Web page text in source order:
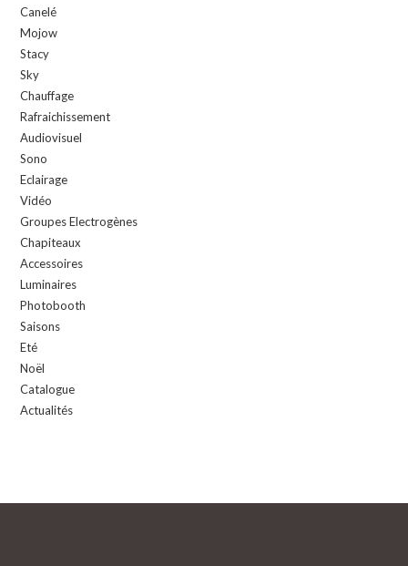
Canelé
Mojow
Stacy
Sky
Chauffage
Rafraichissement
Audiovisuel
Sono
Eclairage
Vidéo
Groupes Electrogènes
Chapiteaux
Accessoires
Luminaires
Photobooth
Saisons
Eté
Noël
Catalogue
Actualités